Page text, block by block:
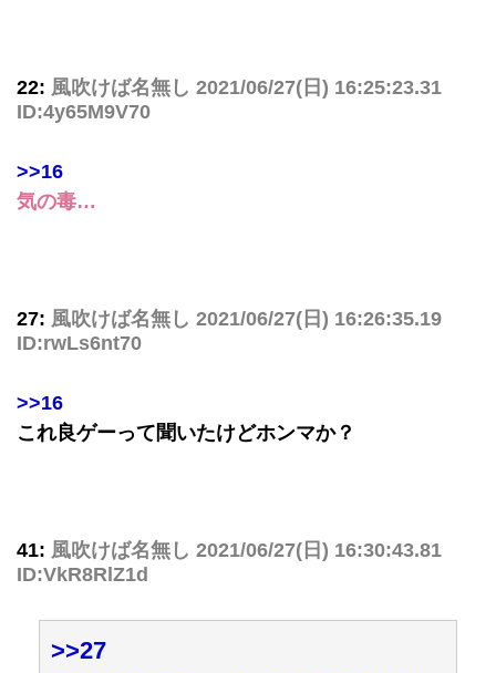
22: 風吹けば名無し 2021/06/27(日) 16:25:23.31
ID:4y65M9V70
>>16
気の毒…
27: 風吹けば名無し 2021/06/27(日) 16:26:35.19
ID:rwLs6nt70
>>16
これ良ゲーって聞いたけどホンマか？
41: 風吹けば名無し 2021/06/27(日) 16:30:43.81
ID:VkR8RlZ1d
>>27